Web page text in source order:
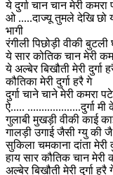
ये दुर्गा चान चान मेरी
ओ .....दाज्यू तुमले देखि छो
भागी
रंगीली पिछोड़ी वीकी
ये सार कोतिक चान मेरी
ये अल्बेर बिखौती मेरी दुर्गा
कौतिका मेरी दुर्गा हरै गे
दुर्गा चाने चाने मेरी कमरा
ऐ..... ...................दुर्गा
गुलाबी मुखड़ी वीकी काई
गालड़ी उगाई जैसी ग्यु की
सुकिला चमकाना दांता मेरी
हाय सार कौतिक चान मेरी
अल्बेर बिखौती मेरी दुर्गा हरै